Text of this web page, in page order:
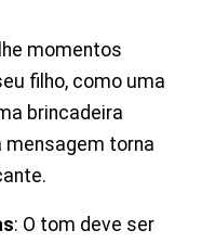
momentos
filho, como uma
brincadeira
mensagem torna
: O tom deve ser